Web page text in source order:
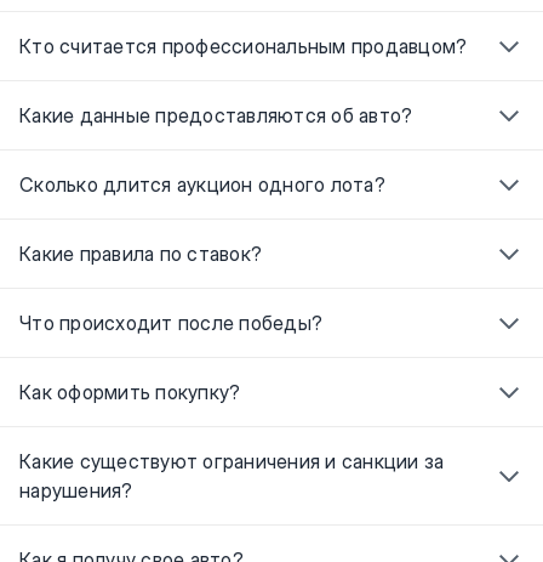
Кто считается профессиональным продавцом?
Какие данные предоставляются об авто?
Сколько длится аукцион одного лота?
Какие правила по ставок?
Что происходит после победы?
Как оформить покупку?
Какие существуют ограничения и санкции за
нарушения?